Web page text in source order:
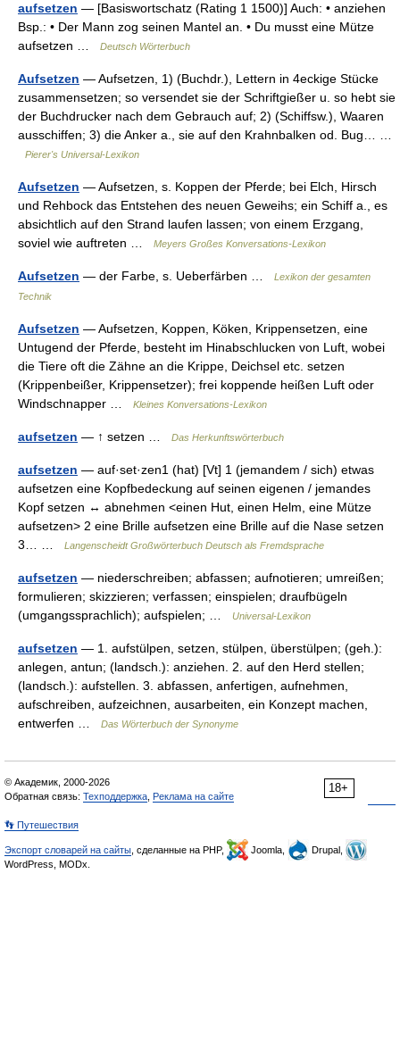
aufsetzen — [Basiswortschatz (Rating 1 1500)] Auch: • anziehen
Bsp.: • Der Mann zog seinen Mantel an. • Du musst eine Mütze
aufsetzen …
Deutsch Wörterbuch
Aufsetzen — Aufsetzen, 1) (Buchdr.), Lettern in 4eckige Stücke
zusammensetzen; so versendet sie der Schriftgießer u. so hebt sie
der Buchdrucker nach dem Gebrauch auf; 2) (Schiffsw.), Waaren
ausschiffen; 3) die Anker a., sie auf den Krahnbalken od. Bug… …
Pierer's Universal-Lexikon
Aufsetzen — Aufsetzen, s. Koppen der Pferde; bei Elch, Hirsch
und Rehbock das Entstehen des neuen Geweihs; ein Schiff a., es
absichtlich auf den Strand laufen lassen; von einem Erzgang,
soviel wie auftreten …
Meyers Großes Konversations-Lexikon
Aufsetzen — der Farbe, s. Ueberfärben …
Lexikon der gesamten
Technik
Aufsetzen — Aufsetzen, Koppen, Köken, Krippensetzen, eine
Untugend der Pferde, besteht im Hinabschlucken von Luft, wobei
die Tiere oft die Zähne an die Krippe, Deichsel etc. setzen
(Krippenbeißer, Krippensetzer); frei koppende heißen Luft oder
Windschnapper …
Kleines Konversations-Lexikon
aufsetzen — ↑ setzen … Das Herkunftswörterbuch
aufsetzen — auf·set·zen1 (hat) [Vt] 1 (jemandem / sich) etwas
aufsetzen eine Kopfbedeckung auf seinen eigenen / jemandes
Kopf setzen ↔ abnehmen <einen Hut, einen Helm, eine Mütze
aufsetzen> 2 eine Brille aufsetzen eine Brille auf die Nase setzen
3… …
Langenscheidt Großwörterbuch Deutsch als Fremdsprache
aufsetzen — niederschreiben; abfassen; aufnotieren; umreißen;
formulieren; skizzieren; verfassen; einspielen; draufbügeln
(umgangssprachlich); aufspielen; …
Universal-Lexikon
aufsetzen — 1. aufstülpen, setzen, stülpen, überstülpen; (geh.):
anlegen, antun; (landsch.): anziehen. 2. auf den Herd stellen;
(landsch.): aufstellen. 3. abfassen, anfertigen, aufnehmen,
aufschreiben, aufzeichnen, ausarbeiten, ein Konzept machen,
entwerfen …
Das Wörterbuch der Synonyme
18+
© Академик, 2000-2026
Обратная связь: Техподдержка Реклама на сайте
👣 Путешествия
Экспорт словарей на сайты , сделанные на PHP, Joomla,
Drupal,
WordPress, MODx.